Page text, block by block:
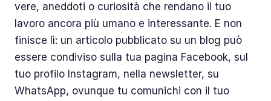
vere, aneddoti o curiosità che rendano il tuo
lavoro ancora più umano e interessante. E non
finisce lì: un articolo pubblicato su un blog può
essere condiviso sulla tua pagina Facebook, sul
tuo profilo Instagram, nella newsletter, su
WhatsApp, ovunque tu comunichi con il tuo